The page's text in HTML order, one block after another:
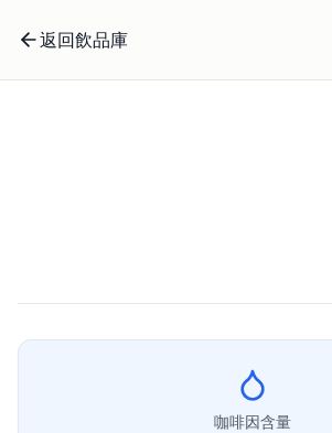
返回飲品庫
咖啡因含量